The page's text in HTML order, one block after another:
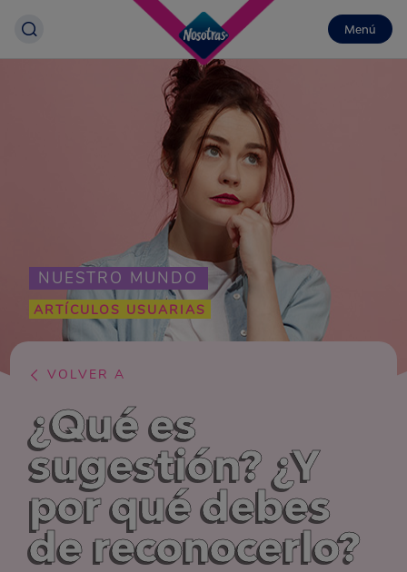
Menú
NUESTRO MUNDO
ARTÍCULOS USUARIAS
VOLVER A
¿Qué es
sugestión? ¿Y
por qué debes
de reconocerlo?